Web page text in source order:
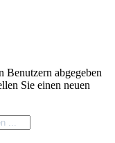
Benutzern abgegeben
Sie einen neuen